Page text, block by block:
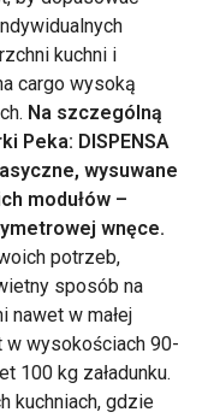
kuchni i
cargo wysoką
Na szczególną
Peka: DISPENSA
wysuwane
modułów –
wnęce.
potrzeb,
sposób na
nawet w małej
w wysokościach 90-
100 kg załadunku.
kuchniach, gdzie